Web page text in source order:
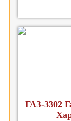
ГАЗ-3302